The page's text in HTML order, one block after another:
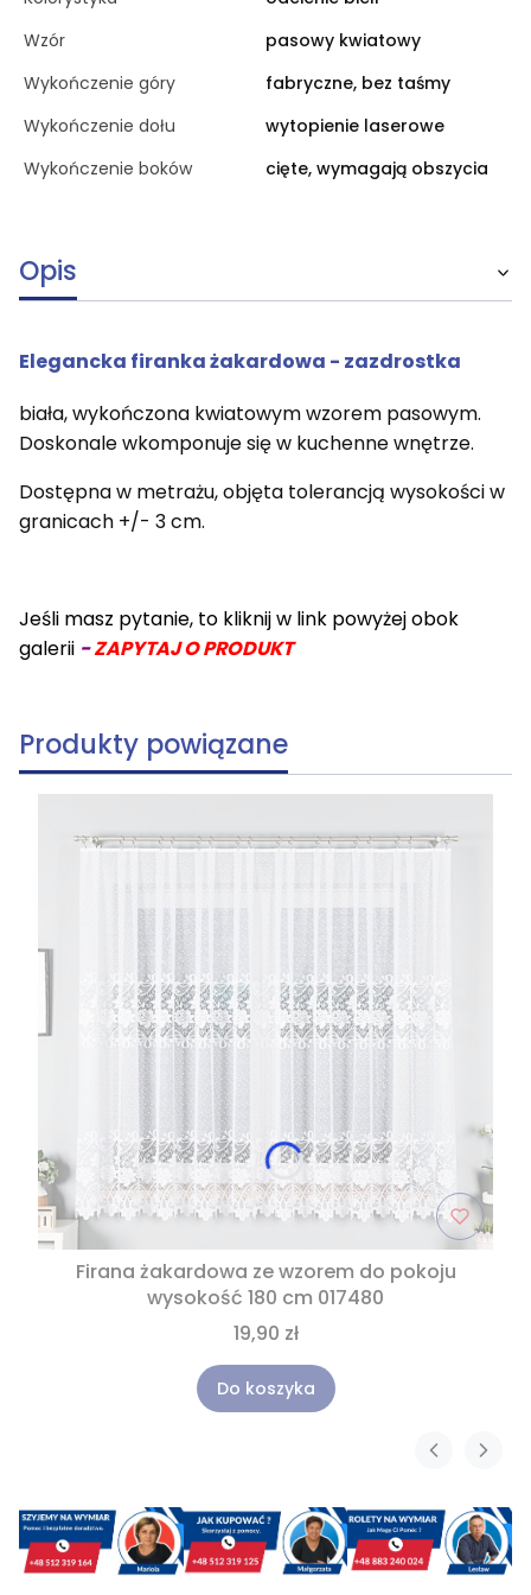
Wzór
pasowy kwiatowy
Wykończenie góry
fabryczne, bez taśmy
Wykończenie dołu
wytopienie laserowe
Wykończenie boków
cięte, wymagają obszycia
Opis
Elegancka firanka żakardowa - zazdrostka
biała, wykończona kwiatowym wzorem pasowym.
Doskonale wkomponuje się w kuchenne wnętrze.
Dostępna w metrażu, objęta tolerancją wysokości w
granicach +/- 3 cm.
Jeśli masz pytanie, to kliknij w link powyżej obok
galerii -ZAPYTAJ O PRODUKT
Produkty powiązane
Firana żakardowa ze wzorem do pokoju
wysokość 180 cm 017480
19,90 zł
Do koszyka